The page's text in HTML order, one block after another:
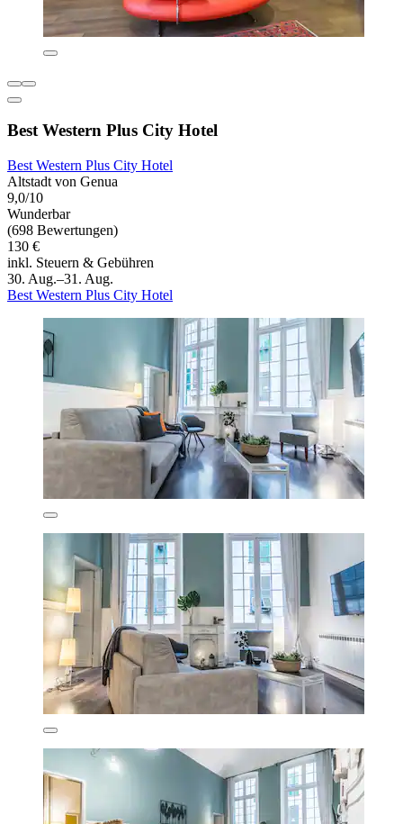
Best Western Plus City Hotel
Best Western Plus City Hotel
Altstadt von Genua
9,0/10
Wunderbar
(698 Bewertungen)
130 €
inkl. Steuern & Gebühren
30. Aug.–31. Aug.
Best Western Plus City Hotel